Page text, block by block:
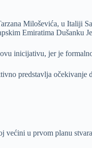
Miloševića, u
Emiratima Dušanku
inicijativu, jer je
predstavlja
u prvom planu